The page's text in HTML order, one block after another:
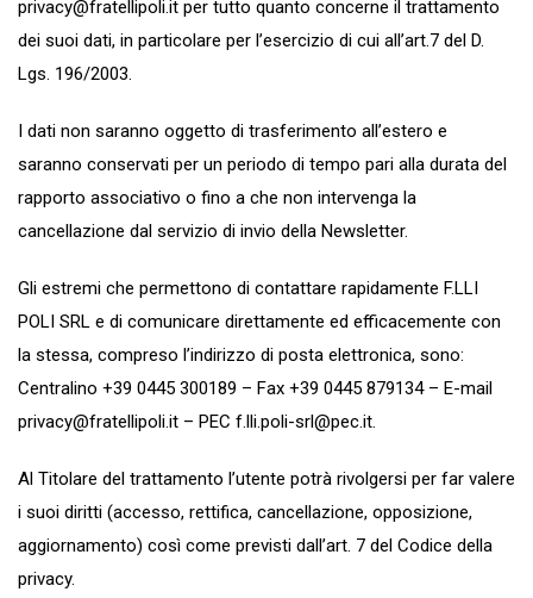
privacy@fratellipoli.it per tutto quanto concerne il trattamento
dei suoi dati, in particolare per l’esercizio di cui all’art.7 del D.
Lgs. 196/2003.
I dati non saranno oggetto di trasferimento all’estero e
saranno conservati per un periodo di tempo pari alla durata del
rapporto associativo o fino a che non intervenga la
cancellazione dal servizio di invio della Newsletter.
Gli estremi che permettono di contattare rapidamente F.LLI
POLI SRL e di comunicare direttamente ed efficacemente con
la stessa, compreso l’indirizzo di posta elettronica, sono:
Centralino +39 0445 300189 – Fax +39 0445 879134 – E-mail
privacy@fratellipoli.it – PEC f.lli.poli-srl@pec.it.
Al Titolare del trattamento l’utente potrà rivolgersi per far valere
i suoi diritti (accesso, rettifica, cancellazione, opposizione,
aggiornamento) così come previsti dall’art. 7 del Codice della
privacy.